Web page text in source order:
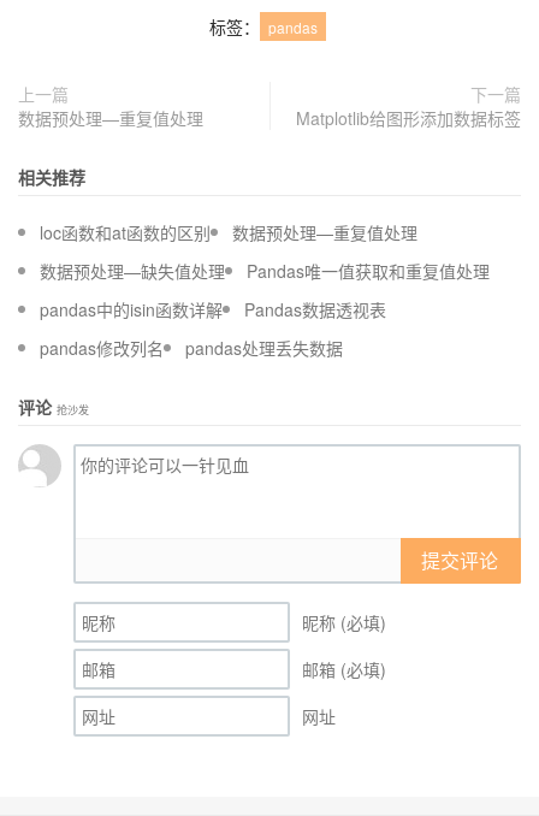
标签： pandas
上一篇
数据预处理—重复值处理
下一篇
Matplotlib给图形添加数据标签
相关推荐
loc函数和at函数的区别
数据预处理—重复值处理
数据预处理—缺失值处理
Pandas唯一值获取和重复值处理
pandas中的isin函数详解
Pandas数据透视表
pandas修改列名
pandas处理丢失数据
评论 抢沙发
提交评论
昵称 (必填)
邮箱 (必填)
网址